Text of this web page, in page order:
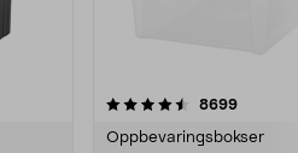
8699
Oppbevaringsbokser
4.5 av 5 stjerner